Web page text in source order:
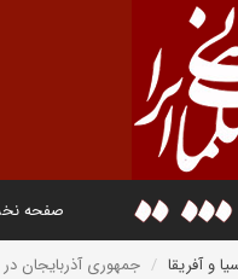
صفحه
و آفریقا جمهوری آذربایجان